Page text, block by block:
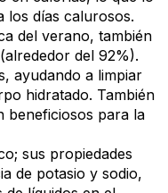
los días calurosos.
del verano, también
del 92%).
ayudando a limpiar
hidratado. También
beneficiosos para la
sus propiedades
de potasio y sodio,